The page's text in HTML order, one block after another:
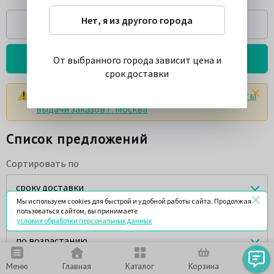
Меню Главная Каталог Корзина Чат
Спросить
Подробнее о товаре
пункты
выдачи заказов г. Москва
Список предложений
Сортировать по
сроку доставки
Порядок сортировки
по возрастанию
Нет, я из другого города
От выбранного города зависит цена и
срок доставки
Мы используем cookies для быстрой и удобной работы сайта. Продолжая
пользоваться сайтом, вы принимаете
условия обработки персональных данных